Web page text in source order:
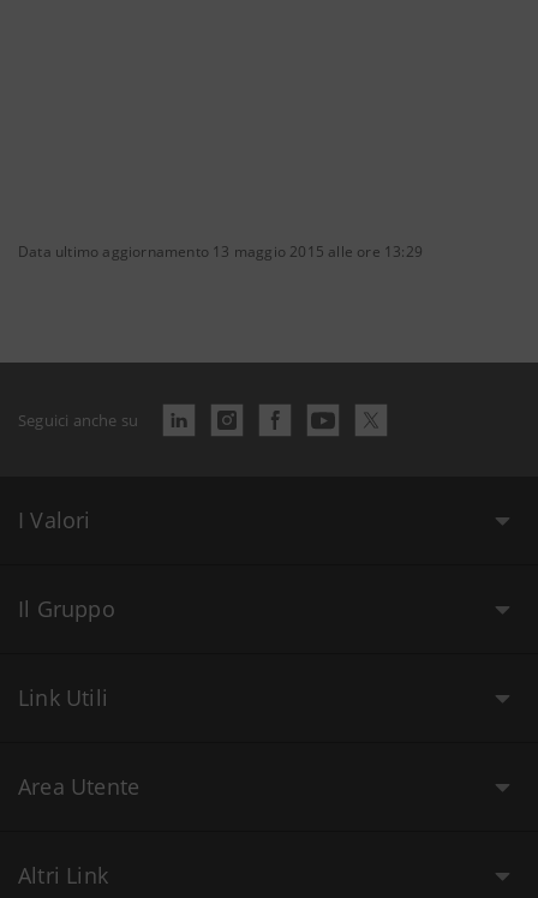
Data ultimo aggiornamento 13 maggio 2015 alle ore 13:29
Seguici anche su
I Valori
Il Gruppo
Link Utili
Area Utente
Altri Link